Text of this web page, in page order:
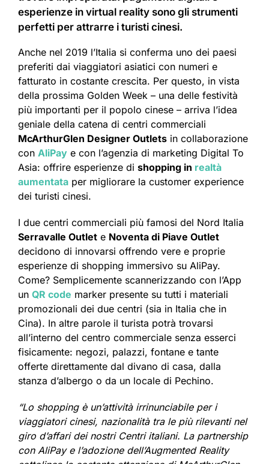
esperienze in virtual reality sono gli strumenti
perfetti per attrarre i turisti cinesi.
Anche nel 2019 l’Italia si conferma uno dei paesi
preferiti dai viaggiatori asiatici con numeri e
fatturato in costante crescita. Per questo, in vista
della prossima Golden Week – una delle festività
più importanti per il popolo cinese – arriva l’idea
geniale della catena di centri commerciali
McArthurGlen Designer Outlets in collaborazione
con AliPay e con l’agenzia di marketing Digital To
Asia: offrire esperienze di shopping in realtà
aumentata per migliorare la customer experience
dei turisti cinesi.
I due centri commerciali più famosi del Nord Italia
Serravalle Outlet e Noventa di Piave Outlet
decidono di innovarsi offrendo vere e proprie
esperienze di shopping immersivo su AliPay.
Come? Semplicemente scannerizzando con l’App
un QR code marker presente su tutti i materiali
promozionali dei due centri (sia in Italia che in
Cina). In altre parole il turista potrà trovarsi
all’interno del centro commerciale senza esserci
fisicamente: negozi, palazzi, fontane e tante
offerte direttamente dal divano di casa, dalla
stanza d’albergo o da un locale di Pechino.
“Lo shopping è un’attività irrinunciabile per i
viaggiatori cinesi, nazionalità tra le più rilevanti nel
giro d’affari dei nostri Centri italiani. La partnership
con AliPay e l’adozione dell’Augmented Reality